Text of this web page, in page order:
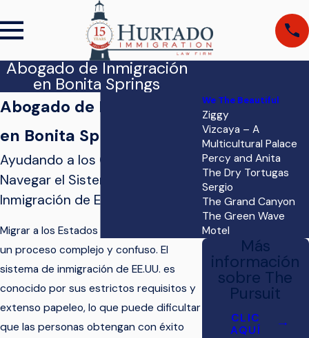
Abogado de Inmigración
en Bonita Springs
Abogado de Inmigración
en Bonita Springs
Ayudando a los Clientes a
Navegar el Sistema de
Inmigración de EE.UU.
Migrar a los Estados Unidos puede ser
un proceso complejo y confuso. El
sistema de inmigración de EE.UU. es
conocido por sus estrictos requisitos y
extenso papeleo, lo que puede dificultar
que las personas obtengan con éxito
We The Beautiful
Ziggy
Vizcaya – A
Multicultural Palace
Percy and Anita
The Dry Tortugas
Sergio
The Grand Canyon
The Green Wave
Motel
Más
información
sobre The
Pursuit
CLIC
AQUÍ